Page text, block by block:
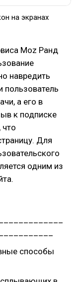
на экранах
Moz Ранд
навредить
пользователь
а его в
к подписке
что
Для
одним из
способы